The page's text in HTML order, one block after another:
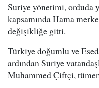
Suriye yönetimi, orduda
kapsamında Hama
değişikliğe gitti.
Türkiye doğumlu ve
ardından Suriye
Muhammed Çiftçi,